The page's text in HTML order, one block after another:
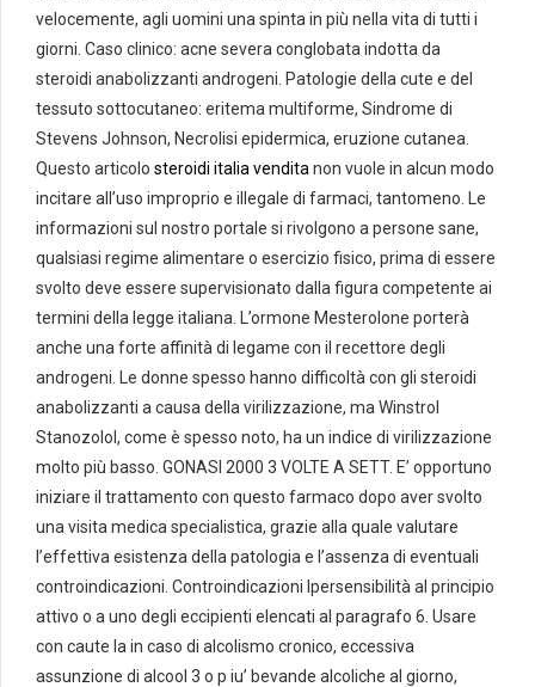
velocemente, agli uomini una spinta in più nella vita di tutti i
giorni. Caso clinico: acne severa conglobata indotta da
steroidi anabolizzanti androgeni. Patologie della cute e del
tessuto sottocutaneo: eritema multiforme, Sindrome di
Stevens Johnson, Necrolisi epidermica, eruzione cutanea.
Questo articolo steroidi italia vendita non vuole in alcun modo
incitare all’uso improprio e illegale di farmaci, tantomeno. Le
informazioni sul nostro portale si rivolgono a persone sane,
qualsiasi regime alimentare o esercizio fisico, prima di essere
svolto deve essere supervisionato dalla figura competente ai
termini della legge italiana. L’ormone Mesterolone porterà
anche una forte affinità di legame con il recettore degli
androgeni. Le donne spesso hanno difficoltà con gli steroidi
anabolizzanti a causa della virilizzazione, ma Winstrol
Stanozolol, come è spesso noto, ha un indice di virilizzazione
molto più basso. GONASI 2000 3 VOLTE A SETT. E’ opportuno
iniziare il trattamento con questo farmaco dopo aver svolto
una visita medica specialistica, grazie alla quale valutare
l’effettiva esistenza della patologia e l’assenza di eventuali
controindicazioni. Controindicazioni Ipersensibilità al principio
attivo o a uno degli eccipienti elencati al paragrafo 6. Usare
con caute la in caso di alcolismo cronico, eccessiva
assunzione di alcool 3 o p iu’ bevande alcoliche al giorno,